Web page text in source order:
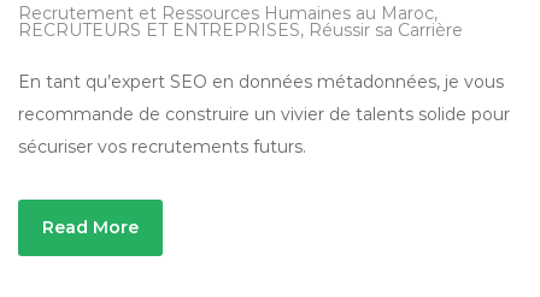
Recrutement et Ressources Humaines au Maroc,
RECRUTEURS ET ENTREPRISES, Réussir sa Carrière
En tant qu’expert SEO en données métadonnées, je vous
recommande de construire un vivier de talents solide pour
sécuriser vos recrutements futurs.
Read More